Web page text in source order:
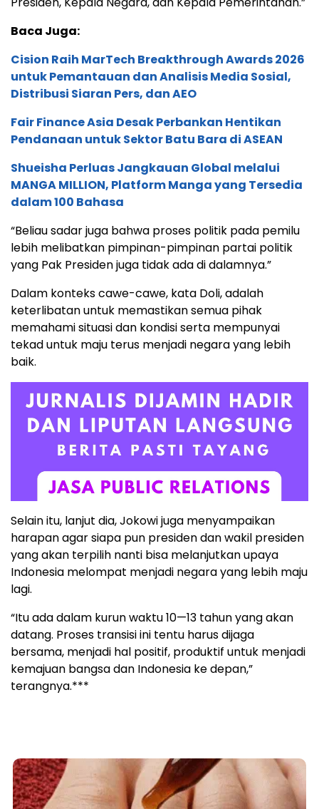
Baca Juga:
Cision Raih MarTech Breakthrough Awards 2026
untuk Pemantauan dan Analisis Media Sosial,
Distribusi Siaran Pers, dan AEO
Fair Finance Asia Desak Perbankan Hentikan
Pendanaan untuk Sektor Batu Bara di ASEAN
Shueisha Perluas Jangkauan Global melalui
MANGA MILLION, Platform Manga yang Tersedia
dalam 100 Bahasa
“Beliau sadar juga bahwa proses politik pada pemilu
lebih melibatkan pimpinan-pimpinan partai politik
yang Pak Presiden juga tidak ada di dalamnya.”
Dalam konteks cawe-cawe, kata Doli, adalah
keterlibatan untuk memastikan semua pihak
memahami situasi dan kondisi serta mempunyai
tekad untuk maju terus menjadi negara yang lebih
baik.
Selain itu, lanjut dia, Jokowi juga menyampaikan
harapan agar siapa pun presiden dan wakil presiden
yang akan terpilih nanti bisa melanjutkan upaya
Indonesia melompat menjadi negara yang lebih maju
lagi.
“Itu ada dalam kurun waktu 10—13 tahun yang akan
datang. Proses transisi ini tentu harus dijaga
bersama, menjadi hal positif, produktif untuk menjadi
kemajuan bangsa dan Indonesia ke depan,”
terangnya.***